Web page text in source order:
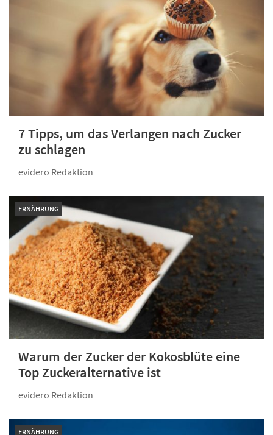
7 Tipps, um das Verlangen nach Zucker
zu schlagen
evidero Redaktion
ERNÄHRUNG
Warum der Zucker der Kokosblüte eine
Top Zuckeralternative ist
evidero Redaktion
ERNÄHRUNG